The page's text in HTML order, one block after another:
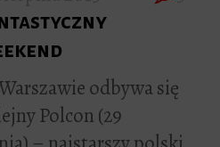
odbywa się
Polcon (29